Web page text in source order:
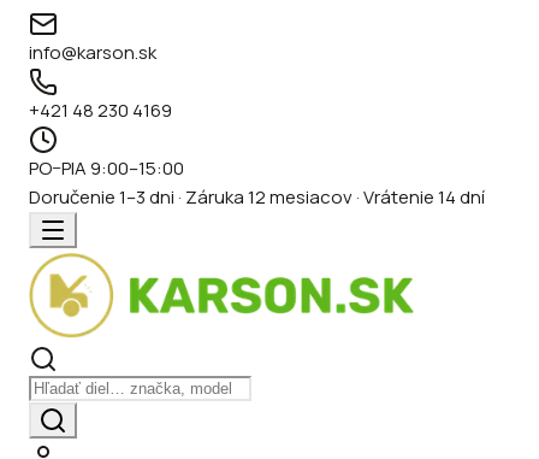
info@karson.sk
+421 48 230 4169
PO–PIA 9:00–15:00
Doručenie 1–3 dni · Záruka 12 mesiacov · Vrátenie 14 dní